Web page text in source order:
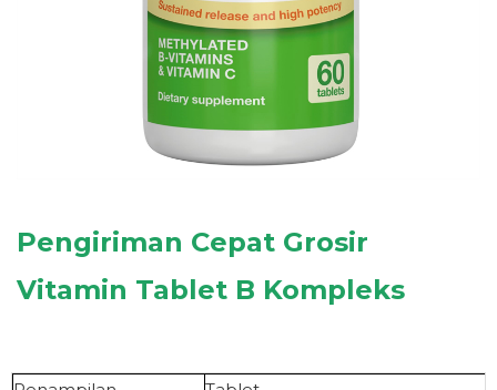
Pengiriman Cepat Grosir
Vitamin Tablet B Kompleks